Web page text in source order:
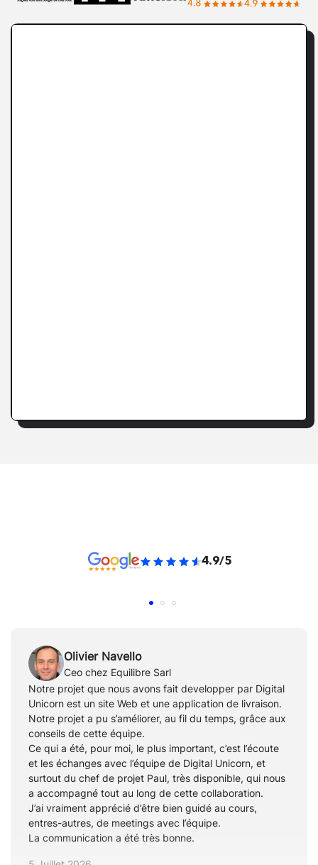
4.9/5
Olivier Navello
Ceo chez Equilibre Sarl
Notre projet que nous avons fait developper par Digital
Unicorn est un site Web et une application de livraison.
Notre projet a pu s’améliorer, au fil du temps, grâce aux
conseils de cette équipe.
Ce qui a été, pour moi, le plus important, c’est l’écoute
et les échanges avec l’équipe de Digital Unicorn, et
surtout du chef de projet Paul, très disponible, qui nous
a accompagné tout au long de cette collaboration.
J’ai vraiment apprécié d’être bien guidé au cours,
entres-autres, de meetings avec l’équipe.
La communication a été très bonne.